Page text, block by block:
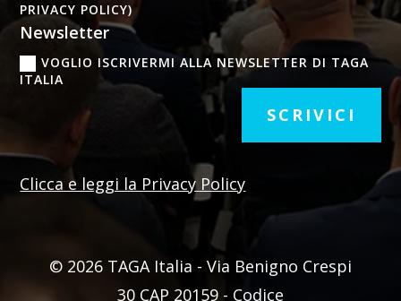
PRIVACY POLICY)
Newsletter
VOGLIO ISCRIVERMI ALLA NEWSLETTER DI TAGA
ITALIA
SCRIVICI
Clicca e leggi la Privacy Policy
© 2026 TAGA Italia - Via Benigno Crespi
30 CAP 20159 - Codice